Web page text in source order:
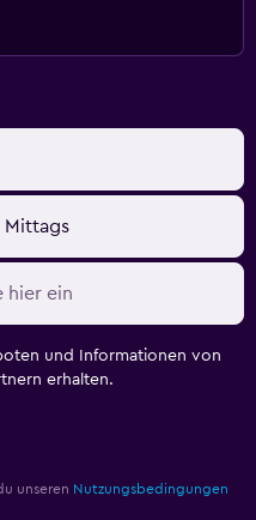
Mittags
und Informationen von
erhalten.
unseren Nutzungsbedingungen